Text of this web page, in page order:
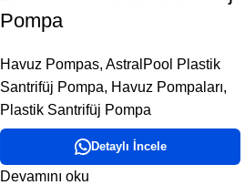
Pompa
Havuz Pompas, AstralPool Plastik
Santrifüj Pompa, Havuz Pompaları,
Plastik Santrifüj Pompa
Detaylı İncele
Devamını oku